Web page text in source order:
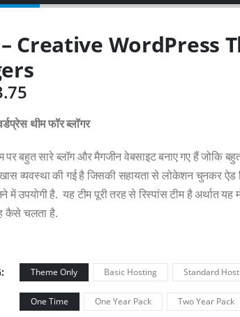
Creative WordPress
थीम फॉर ब्लॉगर
बहुत सारे ब्लॉग और मैगजीन वेबसाइट बनाए गए हैं जोकि
व्यवस्था की गई है जिसकी सहायता से लोकेशन चुनकर
में उपयोगी है. यह टीम पूरी तरह से रिस्पांस टीम है अर्थात
कैसे चलता है.
Theme Only Basic Hosting Standard
One Time One Year Pack Two Year Pack